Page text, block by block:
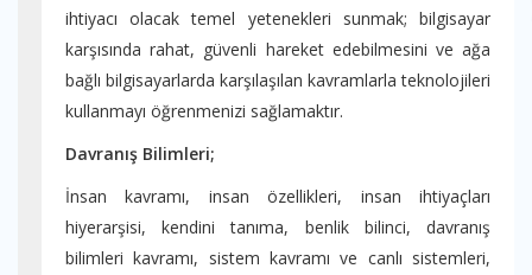
ihtiyacı olacak temel yetenekleri sunmak; bilgisayar
karşısında rahat, güvenli hareket edebilmesini ve ağa
bağlı bilgisayarlarda karşılaşılan kavramlarla teknolojileri
kullanmayı öğrenmenizi sağlamaktır.
Davranış Bilimleri;
İnsan kavramı, insan özellikleri, insan ihtiyaçları
hiyerarşisi, kendini tanıma, benlik bilinci, davranış
bilimleri kavramı, sistem kavramı ve canlı sistemleri,